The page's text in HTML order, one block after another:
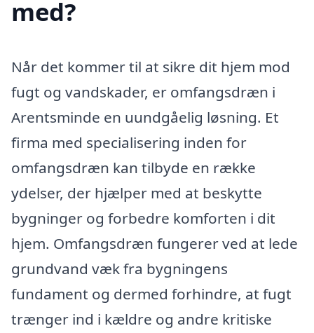
med?
Når det kommer til at sikre dit hjem mod
fugt og vandskader, er omfangsdræn i
Arentsminde en uundgåelig løsning. Et
firma med specialisering inden for
omfangsdræn kan tilbyde en række
ydelser, der hjælper med at beskytte
bygninger og forbedre komforten i dit
hjem. Omfangsdræn fungerer ved at lede
grundvand væk fra bygningens
fundament og dermed forhindre, at fugt
trænger ind i kældre og andre kritiske